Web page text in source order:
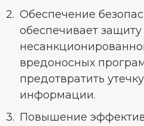
Обеспечение
обеспечивает защиту
вредоносных
предотвратить
информации.
Повышение